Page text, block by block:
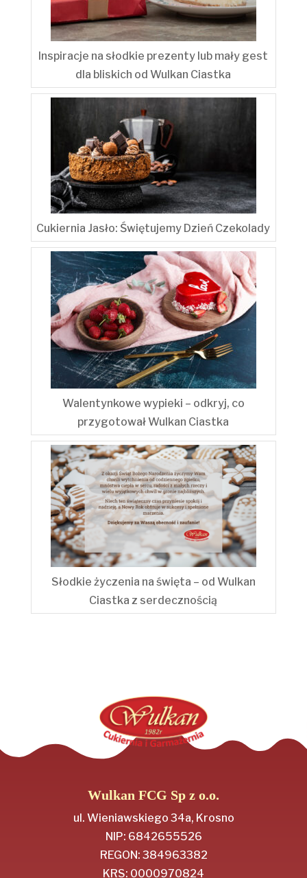
Inspiracje na słodkie prezenty lub mały gest
dla bliskich od Wulkan Ciastka
Cukiernia Jasło: Świętujemy Dzień Czekolady
Walentynkowe wypieki – odkryj, co
przygotował Wulkan Ciastka
Słodkie życzenia na święta – od Wulkan
Ciastka z serdecznością
Wulkan FCG Sp z o.o.
ul. Wieniawskiego 34a, Krosno
NIP: 6842655526
REGON: 384963382
KRS: 0000970824